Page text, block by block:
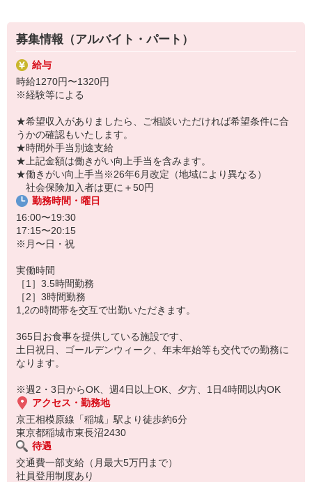
また、包丁を使うこともほとんどなく、調理の手間があまりかかり
ません。
＜入社後は・・・＞
研修にて基礎から学んでいただきます。
新人研修が充実しているので、未経験スタートでも心配はいりませ
さらに約2週間のトレーニングシートもあり、チェックしながら自分
のペースで業務を覚えていけますよ。
募集情報（アルバイト・パート）
給与
時給1270円〜1320円
※経験等による
★希望収入がありましたら、ご相談いただければ希望条件に合
うかの確認もいたします。
★時間外手当別途支給
★上記金額は働きがい向上手当を含みます。
★働きがい向上手当※26年6月改定（地域により異なる）
社会保険加入者は更に＋50円
勤務時間・曜日
16:00〜19:30
17:15〜20:15
※月〜日・祝
実働時間
［1］3.5時間勤務
［2］3時間勤務
1,2の時間帯を交互で出勤いただきます。
365日お食事を提供している施設です、
土日祝日、ゴールデンウィーク、年末年始等も交代での勤務に
なります。
※週2・3日からOK、週4日以上OK、夕方、1日4時間以内OK
アクセス・勤務地
京王相模原線「稲城」駅より徒歩約6分
東京都稲城市東長沼2430
待遇
交通費一部支給（月最大5万円まで）
社員登用制度あり